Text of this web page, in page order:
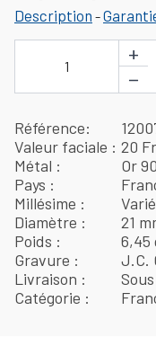
Description -
1
+
−
Référence
Valeur faciale
20
Métal
Or
Pays
Millésime
Diamètre
21
Poids
6,45
Gravure
J.C.
Livraison
Catégorie